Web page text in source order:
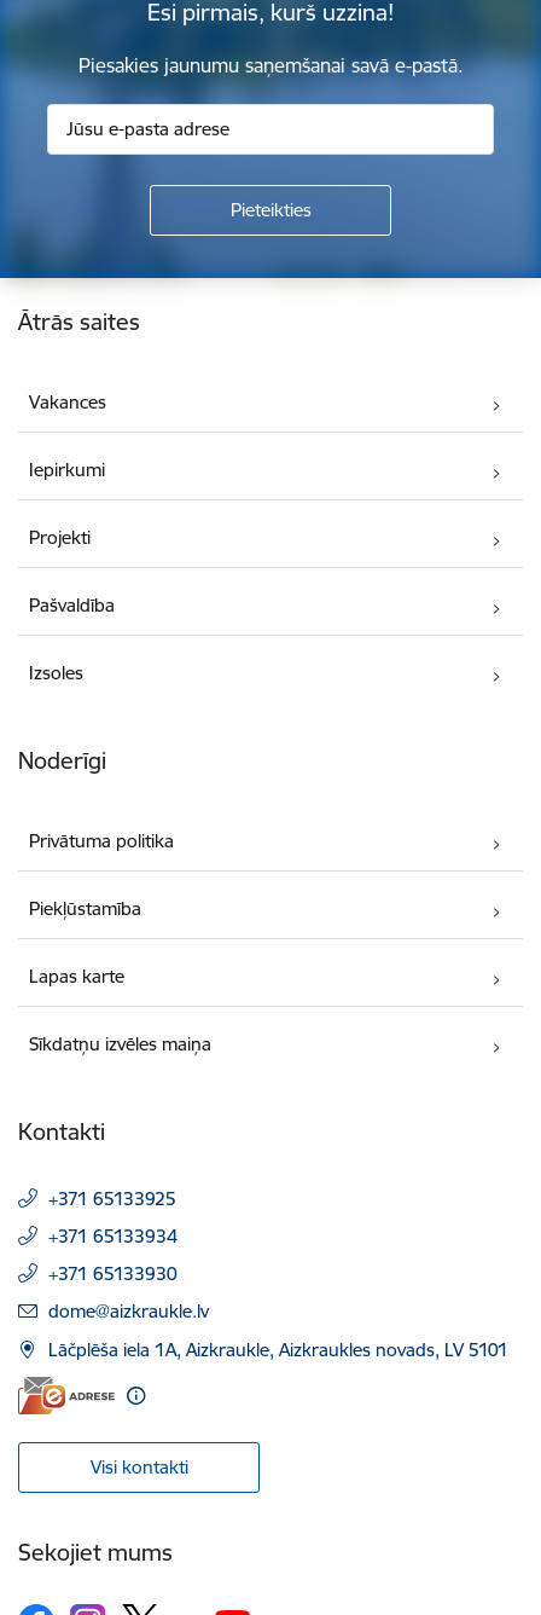
Esi pirmais, kurš uzzina!
Piesakies jaunumu saņemšanai savā e-pastā.
Kājene
Ātrās saites
Vakances
Iepirkumi
Projekti
Pašvaldība
Izsoles
Noderīgi
Privātuma politika
Piekļūstamība
Lapas karte
Sīkdatņu izvēles maiņa
Kontakti
+371 65133925
+371 65133934
+371 65133930
E-pasts:
dome@aizkraukle.lv
Lāčplēša iela 1A, Aizkraukle, Aizkraukles novads, LV 5101
Visi kontakti
Sekojiet mums